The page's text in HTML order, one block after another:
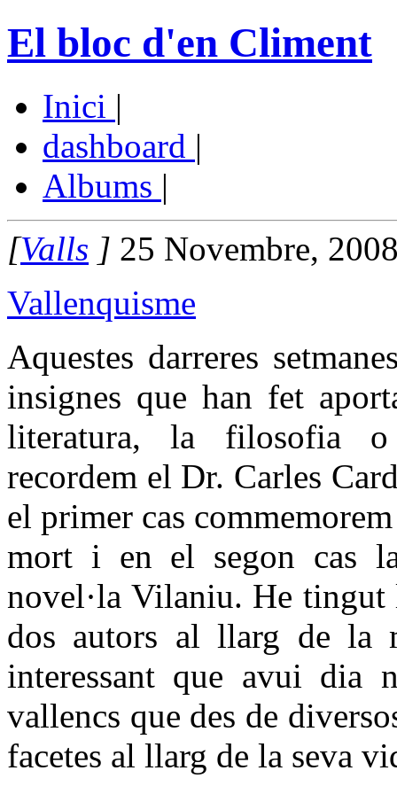
El bloc d'en Climent
Inici |
dashboard |
Albums |
[Valls ] 25 Novembre,
Vallenquisme
Aquestes darreres
insignes que han fet
literatura, la filosofia o
recordem el Dr. Carles
el primer cas
mort i en el segon cas
novel·la Vilaniu. He
dos autors al llarg de la
interessant que avui dia
vallencs que des de
facetes al llarg de la seva